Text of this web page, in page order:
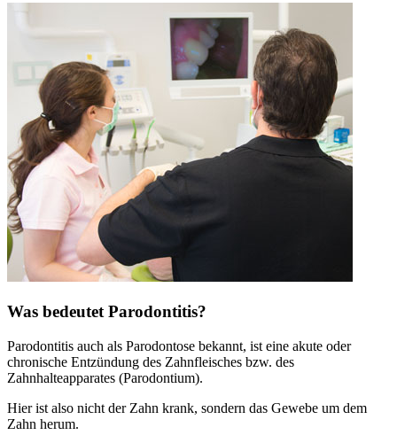
Was bedeutet Parodontitis?
Parodontitis auch als Parodontose bekannt, ist eine akute oder
chronische Entzündung des Zahnfleisches bzw. des
Zahnhalteapparates (Parodontium).
Hier ist also nicht der Zahn krank, sondern das Gewebe um dem
Zahn herum.